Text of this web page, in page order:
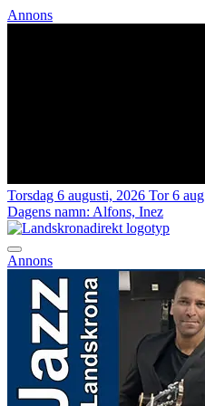
Annons
Torsdag 6 augusti, 2026 Tor 6 aug
Dagens namn: Alfons, Inez
Annons